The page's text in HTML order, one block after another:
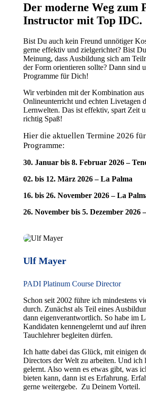
Der moderne Weg zum
Instructor mit Top IDC.
Bist Du auch kein Freund unnötiger
gerne effektiv und zielgerichtet? Bist
Meinung, dass Ausbildung sich am
der Form orientieren sollte? Dann sind
Programme für Dich!
Wir verbinden mit der Kombination
Onlineunterricht und echten Livetagen
Lernwelten. Das ist effektiv, spart Zeit
richtig Spaß!
Hier die aktuellen Termine 2026
Programme:
30. Januar bis 8. Februar 2026 –
02. bis 12. März 2026 – La Palma
16. bis 26. November 2026 – La
26. November bis 5. Dezember 2026
Ulf Mayer
PADI Platinum Course Director
Schon seit 2002 führe ich mindestens
durch. Zunächst als Teil eines
dann eigenverantwortlich. So habe im
Kandidaten kennengelernt und auf
Tauchlehrer begleiten dürfen.
Ich hatte dabei das Glück, mit einigen
Directors der Welt zu arbeiten. Und ich
gelernt. Also wenn es etwas gibt, was
bieten kann, dann ist es Erfahrung.
gerne weitergebe. Zu Deinem Vorteil.